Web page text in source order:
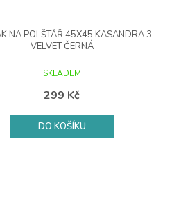
NA POLŠTÁŘ 45X45 KASANDRA 3
VELVET ČERNÁ
SKLADEM
299 Kč
DO KOŠÍKU